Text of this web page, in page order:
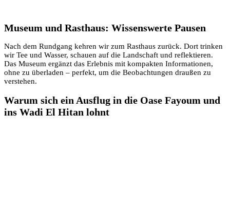
Museum und Rasthaus: Wissenswerte Pausen
Nach dem Rundgang kehren wir zum Rasthaus zurück. Dort trinken
wir Tee und Wasser, schauen auf die Landschaft und reflektieren.
Das Museum ergänzt das Erlebnis mit kompakten Informationen,
ohne zu überladen – perfekt, um die Beobachtungen draußen zu
verstehen.
Warum sich ein Ausflug in die Oase Fayoum und
ins Wadi El Hitan lohnt